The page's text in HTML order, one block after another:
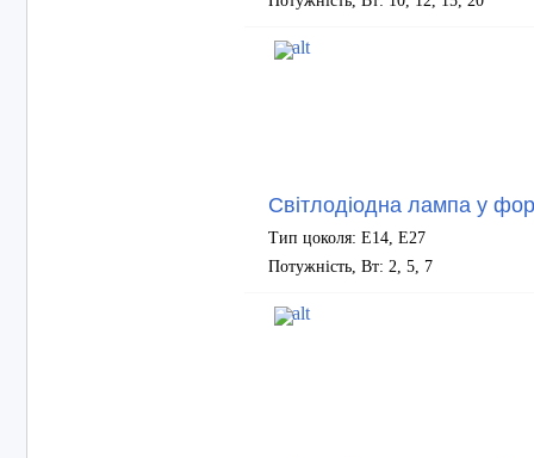
Світлодіодна лампа у
Тип цоколя: Е14, Е27
Потужність, Вт: 2, 5, 7